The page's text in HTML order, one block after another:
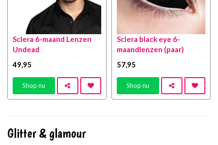
Sclera 6-maand Lenzen
Undead
49,95
Shop nu
Sclera black eye 6-
maandlenzen (paar)
57,95
Shop nu
Glitter & glamour